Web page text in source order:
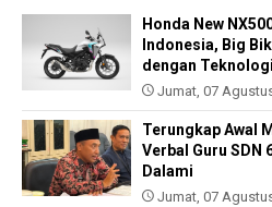
Honda New
Indonesia, Big
dengan
Jumat, 07
Terungkap Awal
Verbal Guru SDN
Dalami
Jumat, 07